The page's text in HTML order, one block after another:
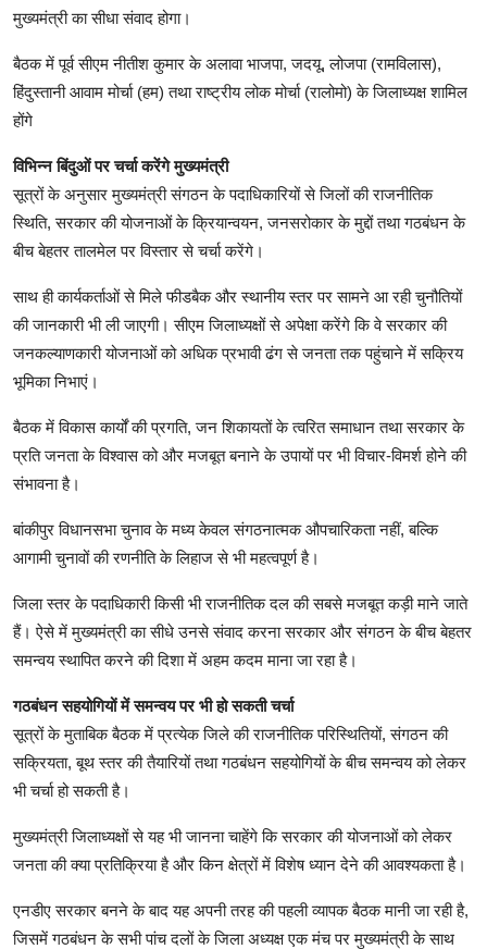
मुख्यमंत्री का सीधा संवाद होगा।
बैठक में पूर्व सीएम नीतीश कुमार के अलावा भाजपा, जदयू, लोजपा (रामविलास),
हिंदुस्तानी आवाम मोर्चा (हम) तथा राष्ट्रीय लोक मोर्चा (रालोमो) के जिलाध्यक्ष शामिल
होंगे
व‍िभ‍िन्‍न बिंदुओं पर चर्चा करेंगे मुख्‍यमंत्री
सूत्रों के अनुसार मुख्यमंत्री संगठन के पदाधिकारियों से जिलों की राजनीतिक
स्थिति, सरकार की योजनाओं के क्रियान्वयन, जनसरोकार के मुद्दों तथा गठबंधन के
बीच बेहतर तालमेल पर विस्तार से चर्चा करेंगे।
साथ ही कार्यकर्ताओं से मिले फीडबैक और स्थानीय स्तर पर सामने आ रही चुनौतियों
की जानकारी भी ली जाएगी। सीएम जिलाध्यक्षों से अपेक्षा करेंगे कि वे सरकार की
जनकल्याणकारी योजनाओं को अधिक प्रभावी ढंग से जनता तक पहुंचाने में सक्रिय
भूमिका निभाएं।
बैठक में विकास कार्यों की प्रगति, जन शिकायतों के त्वरित समाधान तथा सरकार के
प्रति जनता के विश्वास को और मजबूत बनाने के उपायों पर भी विचार-विमर्श होने की
संभावना है।
बांकीपुर विधानसभा चुनाव के मध्य केवल संगठनात्मक औपचारिकता नहीं, बल्कि
आगामी चुनावों की रणनीति के लिहाज से भी महत्वपूर्ण है।
जिला स्तर के पदाधिकारी किसी भी राजनीतिक दल की सबसे मजबूत कड़ी माने जाते
हैं। ऐसे में मुख्यमंत्री का सीधे उनसे संवाद करना सरकार और संगठन के बीच बेहतर
समन्वय स्थापित करने की दिशा में अहम कदम माना जा रहा है।
गठबंधन सहयोग‍ियों में समन्‍वय पर भी हो सकती चर्चा
सूत्रों के मुताबिक बैठक में प्रत्येक जिले की राजनीतिक परिस्थितियों, संगठन की
सक्रियता, बूथ स्तर की तैयारियों तथा गठबंधन सहयोगियों के बीच समन्वय को लेकर
भी चर्चा हो सकती है।
मुख्यमंत्री जिलाध्यक्षों से यह भी जानना चाहेंगे कि सरकार की योजनाओं को लेकर
जनता की क्या प्रतिक्रिया है और किन क्षेत्रों में विशेष ध्यान देने की आवश्यकता है।
एनडीए सरकार बनने के बाद यह अपनी तरह की पहली व्यापक बैठक मानी जा रही है,
जिसमें गठबंधन के सभी पांच दलों के जिला अध्यक्ष एक मंच पर मुख्यमंत्री के साथ